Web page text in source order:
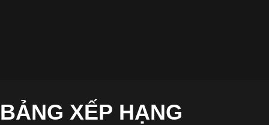
BẢNG XẾP HẠNG